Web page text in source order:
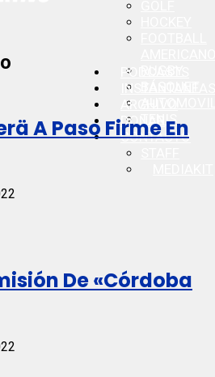
TENIS
PODCASTS
INSTANTANEAS
ARCHIVO
DONAR
CONTACTO
A Paso Firme En
De «Córdoba